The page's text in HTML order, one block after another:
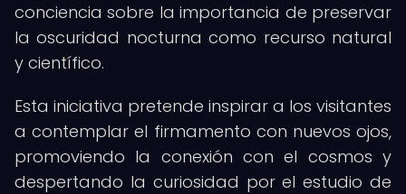
conciencia sobre la importancia de preservar
la oscuridad nocturna como recurso natural
y científico.
Esta iniciativa pretende inspirar a los visitantes
a contemplar el firmamento con nuevos ojos,
promoviendo la conexión con el cosmos y
despertando la curiosidad por el estudio de